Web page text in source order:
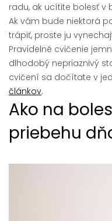
radu, ak ucítite bolesť v
Ak vám bude niektorá
trápiť, proste ju
Pravidelné cvičenie
dlhodobý nepriaznivý
cvičení sa dočítate v
článkov.
Ako na
priebehu